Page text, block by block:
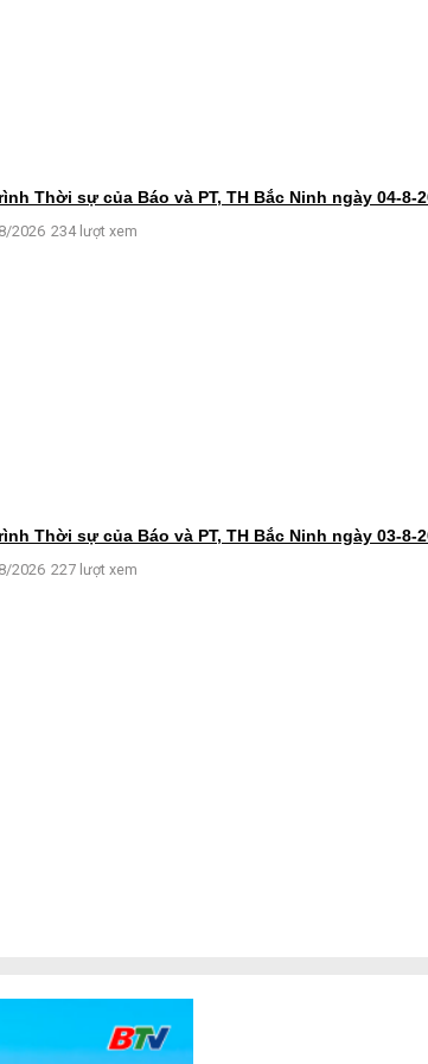
Thời sự của Báo và PT, TH Bắc Ninh ngày 04-8-
2026 234 lượt xem
Thời sự của Báo và PT, TH Bắc Ninh ngày 03-8-
2026 227 lượt xem